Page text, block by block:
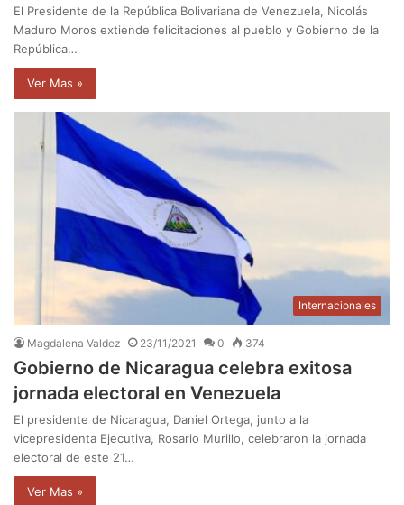
El Presidente de la República Bolivariana de Venezuela, Nicolás
Maduro Moros extiende felicitaciones al pueblo y Gobierno de la
República…
Ver Mas »
Internacionales
Magdalena Valdez 23/11/2021 0 374
Gobierno de Nicaragua celebra exitosa
jornada electoral en Venezuela
El presidente de Nicaragua, Daniel Ortega, junto a la
vicepresidenta Ejecutiva, Rosario Murillo, celebraron la jornada
electoral de este 21…
Ver Mas »